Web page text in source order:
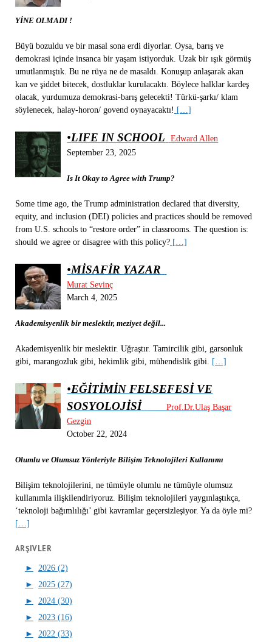
YİNE OLMADI !
Büyü bozuldu ve bir masal sona erdi diyorlar. Oysa, barış ve
demokrasi içinde insanca bir yaşam istiyorduk. Uzak bir ışık görmüş
umutlanmıştık. Bu ne rüya ne de masaldı. Konuşup anlaşarak akan
kan ve şiddet bitecek, dostluklar kurulacaktı. Böylece halklar kardeş
olacak, yurdumuza demokrasi-barış gelecekti! Türkü-şarkı/ klam
söylenecek, halay-horon/ govend oynayacaktı! […]
•LIFE IN SCHOOL
Edward Allen
September 23, 2025
Is It Okay to Agree with Trump?
Some time ago, the Trump administration declared that diversity,
equity, and inclusion (DEI) policies and practices should be removed
from U.S. schools to “restore order” in classrooms. The question is:
should we agree or disagree with this policy?[…]
•MİSAFİR YAZAR
Murat Sevinç
March 4, 2025
Akademisyenlik bir meslektir, meziyet değil...
Akademisyenlik bir meslektir. Uğraştır. Tamircilik gibi, garsonluk
gibi, marangozluk gibi, hekimlik gibi, mühendislik gibi.
[…]
•EĞİTİMİN FELSEFESİ VE
SOSYOLOJİSİ
Prof.Dr.Ulaş Başar
Gezgin
October 22, 2024
Olumlu ve Olumsuz Yönleriyle Bilişim Teknolojileri Kullanımı
Bilişim teknolojilerini, ne tümüyle olumlu ne tümüyle olumsuz
kullanımla ilişkilendiriyoruz. Bilişim teknolojileri yaygınlaştıkça,
‘teknoloji bağımlılığı’ gibi kavramlar geçersizleşiyor. Ya da öyle mi?
[…]
ARŞIVLER
►
2026 (2)
►
2025 (27)
►
2024 (30)
►
2023 (16)
►
2022 (33)